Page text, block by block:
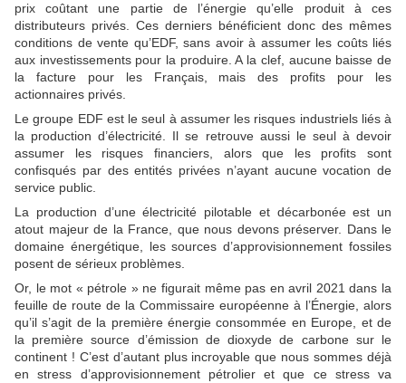
prix coûtant une partie de l’énergie qu’elle produit à ces
distributeurs privés. Ces derniers bénéficient donc des mêmes
conditions de vente qu’EDF, sans avoir à assumer les coûts liés
aux investissements pour la produire. A la clef, aucune baisse de
la facture pour les Français, mais des profits pour les
actionnaires privés.
Le groupe EDF est le seul à assumer les risques industriels liés à
la production d’électricité. Il se retrouve aussi le seul à devoir
assumer les risques financiers, alors que les profits sont
confisqués par des entités privées n’ayant aucune vocation de
service public.
La production d’une électricité pilotable et décarbonée est un
atout majeur de la France, que nous devons préserver. Dans le
domaine énergétique, les sources d’approvisionnement fossiles
posent de sérieux problèmes.
Or, le mot « pétrole » ne figurait même pas en avril 2021 dans la
feuille de route de la Commissaire européenne à l’Énergie, alors
qu’il s’agit de la première énergie consommée en Europe, et de
la première source d’émission de dioxyde de carbone sur le
continent ! C’est d’autant plus incroyable que nous sommes déjà
en stress d’approvisionnement pétrolier et que ce stress va